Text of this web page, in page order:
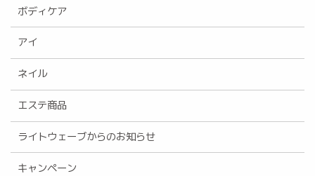
ボディケア
アイ
ネイル
エステ商品
ライトウェーブからのお知らせ
キャンペーン